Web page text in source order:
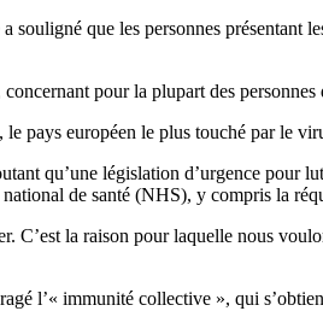
que les personnes présentant
pour la plupart des personnes
pays européen le plus touché par le
qu’une législation d’urgence pour
de santé (NHS), y compris la
la raison pour laquelle nous
l’« immunité collective », qui